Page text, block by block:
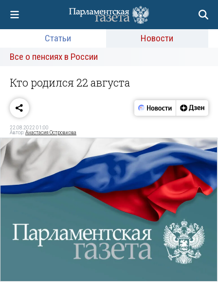
Статьи
Новости
Все о пенсиях в России
Кто родился 22 августа
22.08.2022 01:00
Автор:Анастасия Островкова